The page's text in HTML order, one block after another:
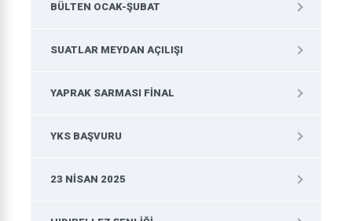
BÜLTEN OCAK-ŞUBAT
SUATLAR MEYDAN AÇILIŞI
YAPRAK SARMASI FINAL
YKS BAŞVURU
23 NISAN 2025